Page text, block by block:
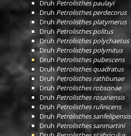
Druh Petrolisthes paulayi
Druh Petrolisthes perdecorus
Druh Petrolisthes platymerus
Druh Petrolisthes politus
Druh Petrolisthes polychaetus
Druh Petrolisthes polymitus
Druh Petrolisthes pubescens
DruhPetrolisthes quadratus
Druh Petrolisthes rathbunae
Druh Petrolisthes robsonae
Druh Petrolisthes rosariensis
Druh Petrolisthes rufescens
Druh Petrolisthes sanfelipensis
Druh Petrolisthes sanmartini